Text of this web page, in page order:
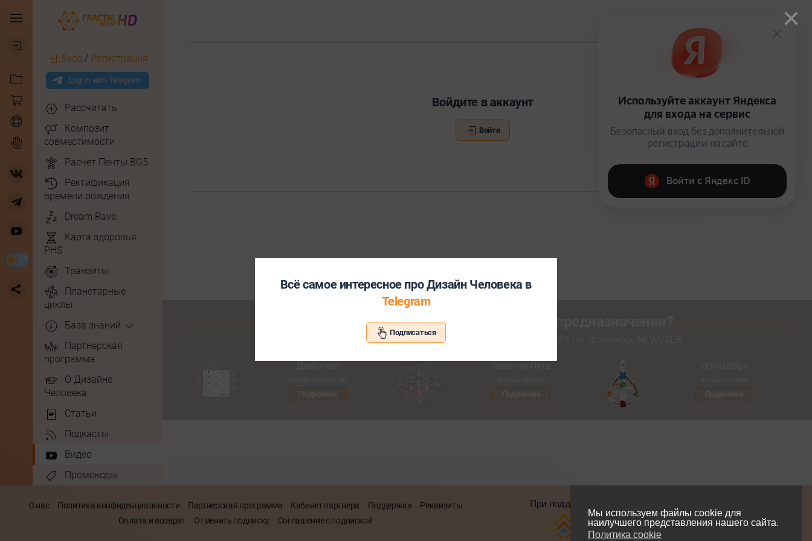
Мы используем файлы cookie для
наилучшего представления нашего сайта.
Политика cookie
Вход / Регистрация
Рассчитать
Композит
совместимости
Расчет Пенты BG5
Ректификация
времени рождения
Dream Rave
Карта здоровья
PHS
Транзиты
Планетарные
циклы
База знаний
Партнерская
программа
О Дизайне
Человека
Статьи
Подкасты
Видео
Промокоды
Войдите в аккаунт
Войти
Хотите узнать больше о себе и своем предназначении?
Познакомьтесь с другими нашими сервисами со скидкой
О нас Политика конфиденциальности Партнерская программа Кабинет партнера Поддержка
Реквизиты
Оплата и возврат
Отменить подписку Соглашение с подпиской
При поддержке
×
Всё самое интересное про Дизайн Человека в
Telegram
Подписаться